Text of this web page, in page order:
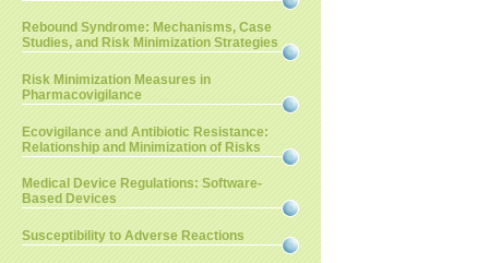
Rebound Syndrome: Mechanisms, Case
Studies, and Risk Minimization Strategies
Risk Minimization Measures in
Pharmacovigilance
Ecovigilance and Antibiotic Resistance:
Relationship and Minimization of Risks
Medical Device Regulations: Software-
Based Devices
Susceptibility to Adverse Reactions